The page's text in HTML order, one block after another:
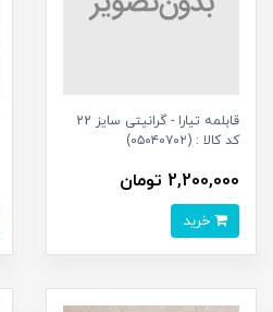
قابلمه تیارا - گرانیتی سایز 22
کد کالا : (۰۵۰۴۰۷۰۲)
2,200,000 تومان